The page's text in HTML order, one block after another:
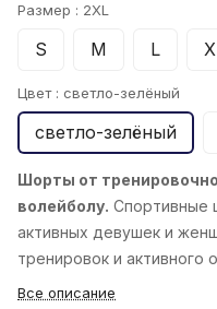
Размер : 2XL
S M L
Цвет : светло-зелёный
светло-зелёный
Шорты от
волейболу. Спортивные
активных девушек и
тренировок и активного
Все описание